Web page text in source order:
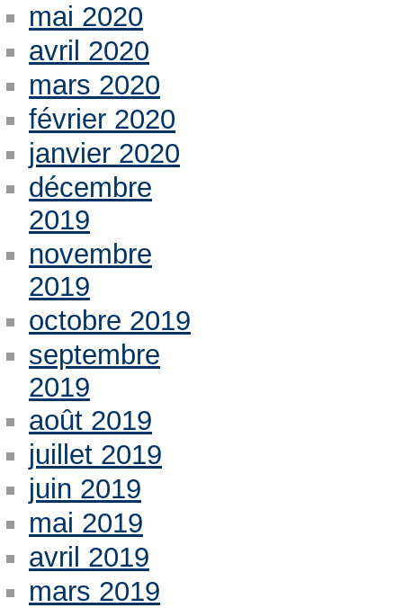
mai 2020
avril 2020
mars 2020
février 2020
janvier 2020
décembre
2019
novembre
2019
octobre 2019
septembre
2019
août 2019
juillet 2019
juin 2019
mai 2019
avril 2019
mars 2019